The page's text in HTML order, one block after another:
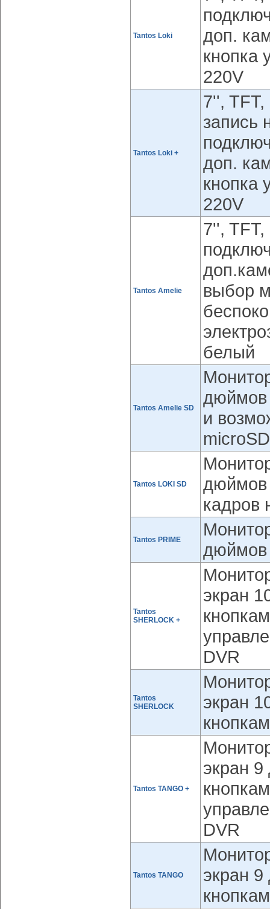
Tantos Loki
доп.
кнопка
220V
Tantos Loki +
7'',
запись
доп.
кнопка
220V
Tantos Amelie
7'',
выбор
белый
Tantos Amelie SD
дюймов
и
Tantos LOKI SD
дюймов
кадров
Tantos PRIME
дюймов
Tantos
SHERLOCK +
экран
DVR
Tantos
SHERLOCK
экран
Tantos TANGO +
экран
DVR
Tantos TANGO
экран